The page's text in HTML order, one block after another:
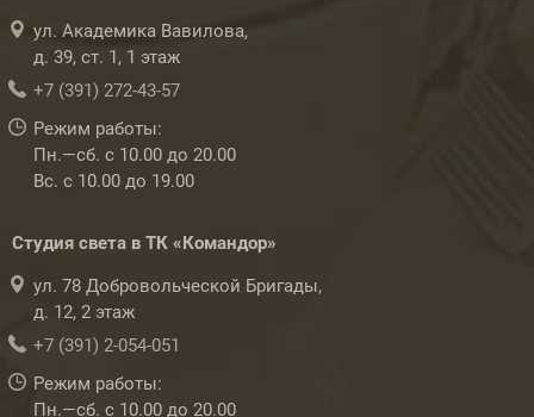
ул. Академика Вавилова,
д. 39, ст. 1, 1 этаж
+7 (391) 272-43-57
Режим работы:
Пн.—сб. с 10.00 до 20.00
Вс. с 10.00 до 19.00
Студия света в ТК «Командор»
ул. 78 Добровольческой Бригады,
д. 12, 2 этаж
+7 (391) 2-054-051
Режим работы:
Пн.—сб. с 10.00 до 20.00